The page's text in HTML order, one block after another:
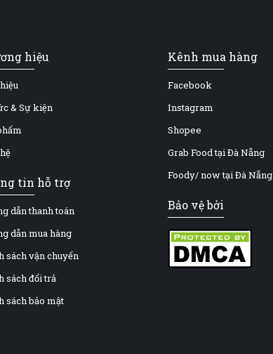
hiệu
& Sự kiện
tin hỗ trợ
dẫn thanh toán
dẫn mua hàng
sách vận chuyển
sách đổi trả
sách bảo mật
Kênh mua hàng
Facebook
Instagram
Shopee
Grab Food tại Đà Nẵng
Foody/ now tại Đà Nẵng
Bảo vệ bởi